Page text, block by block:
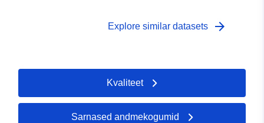
Explore similar datasets arrow_forward
Kvaliteet
Sarnased andmekogumid